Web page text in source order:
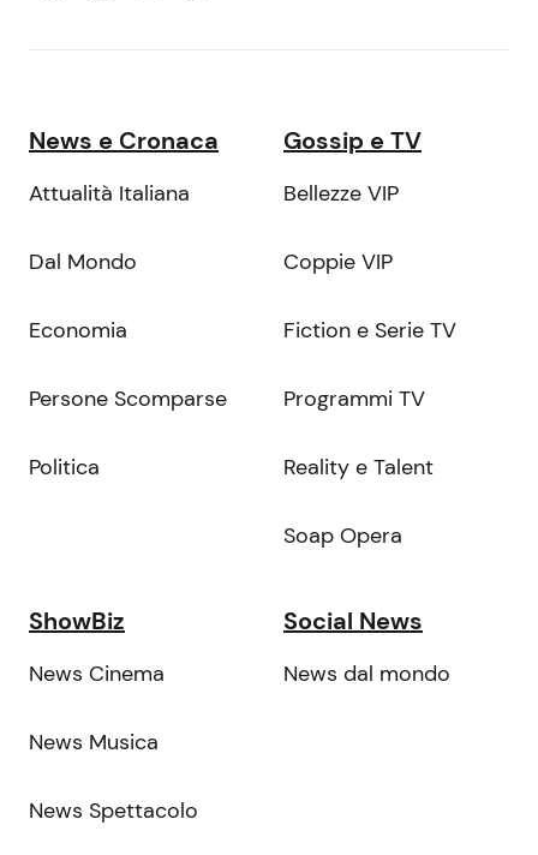
News e Cronaca
Attualità Italiana
Dal Mondo
Economia
Persone Scomparse
Politica
Gossip e TV
Bellezze VIP
Coppie VIP
Fiction e Serie TV
Programmi TV
Reality e Talent
Soap Opera
ShowBiz
News Cinema
News Musica
News Spettacolo
Social News
News dal mondo